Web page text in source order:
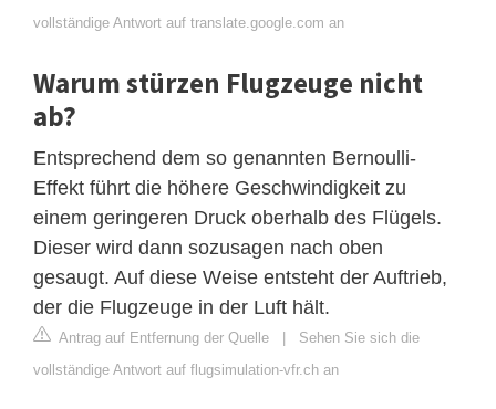
vollständige Antwort auf translate.google.com an
Warum stürzen Flugzeuge nicht
ab?
Entsprechend dem so genannten Bernoulli-
Effekt führt die höhere Geschwindigkeit zu
einem geringeren Druck oberhalb des Flügels.
Dieser wird dann sozusagen nach oben
gesaugt. Auf diese Weise entsteht der Auftrieb,
der die Flugzeuge in der Luft hält.
Antrag auf Entfernung der Quelle | Sehen Sie sich die
vollständige Antwort auf flugsimulation-vfr.ch an